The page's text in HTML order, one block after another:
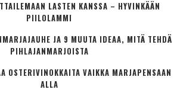
LASTEN KANSSA – HYVINKÄÄN
PIILOLAMMI
JA 9 MUUTA IDEAA, MITÄ TEHDÄ
PIHLAJANMARJOISTA
OSTERIVINOKKAITA VAIKKA MARJAPENSAAN
ALLA